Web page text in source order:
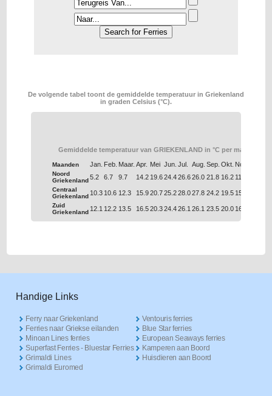
De volgende tabel toont de gemiddelde temperatuur in Griekenland
in graden Celsius (°C).
Gemiddelde temperatuur van GRIEKENLAND in °C per maand.
Maanden Jan. Feb. Maar. Apr. Mei Jun. Jul. Aug. Sep. Okt. Nov.
Noord
Griekenland 5.2 6.7 9.7 14.2 19.624.426.626.0 21.8 16.2 11.0
Centraal
Griekenland 10.3 10.6 12.3 15.920.725.228.027.8 24.2 19.5 15.4
Zuid
Griekenland 12.1 12.2 13.5 16.520.324.426.1 26.1 23.5 20.0 16.6
Handige Links
Ferry naar Griekenland
Ferries naar Griekse eilanden
Minoan Lines ferries
Superfast Ferries - Bluestar Ferries
Grimaldi Lines
Grimaldi Euromed
Ventouris ferries
Blue Star ferries
European Seaways ferries
Kamperen aan Boord
Huisdieren aan Boord